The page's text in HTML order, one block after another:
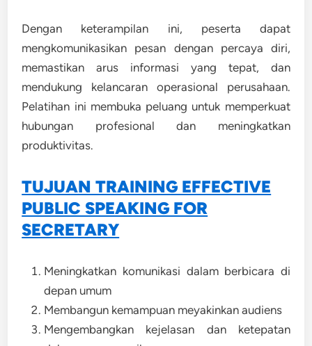
Dengan keterampilan ini, peserta dapat
mengkomunikasikan pesan dengan percaya diri,
memastikan arus informasi yang tepat, dan
mendukung kelancaran operasional perusahaan.
Pelatihan ini membuka peluang untuk memperkuat
hubungan profesional dan meningkatkan
produktivitas.
TUJUAN TRAINING EFFECTIVE
PUBLIC SPEAKING FOR
SECRETARY
Meningkatkan komunikasi dalam berbicara di
depan umum
Membangun kemampuan meyakinkan audiens
Mengembangkan kejelasan dan ketepatan